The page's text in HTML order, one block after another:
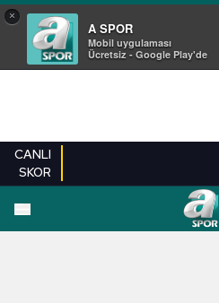
×
A SPOR
Mobil uygulaması
Ücretsiz - Google Play'de
CANLI
SKOR